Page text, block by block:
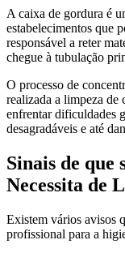
A caixa de gordura é
estabelecimentos que
responsável a reter
chegue à tubulação
O processo de
realizada a limpeza de
enfrentar dificuldades
desagradáveis e até
Sinais de que
Necessita de
Existem vários avisos
profissional para a